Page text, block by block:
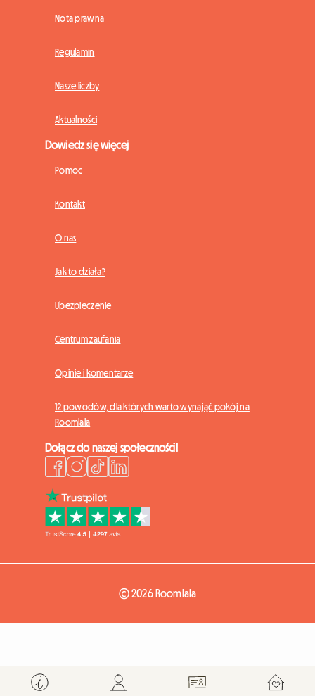
Nota prawna
Regulamin
Nasze liczby
Aktualności
Dowiedz się więcej
Pomoc
Kontakt
O nas
Jak to działa?
Ubezpieczenie
Centrum zaufania
Opinie i komentarze
12 powodów, dla których warto wynająć pokój na
Roomlala
Dołącz do naszej społeczności!
© 2026 Roomlala